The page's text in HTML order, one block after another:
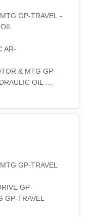
GP-TRAVEL -
AR-
& MTG GP-
OIL
& MTG GP-
GP-TRAVEL
GP-
GP-TRAVEL